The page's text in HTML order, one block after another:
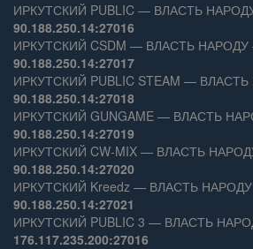
ИРКУТСКИЙ PUBLIC — ВЛАСТЬ
90.188.250.14:27016
ИРКУТСКИЙ CSDM — ВЛАСТЬ
90.188.250.14:27017
ИРКУТСКИЙ PUBLIC STEAM —
90.188.250.14:27018
ИРКУТСКИЙ GUNGAME — ВЛАСТЬ
90.188.250.14:27019
ИРКУТСКИЙ CW-MIX — ВЛАСТЬ
90.188.250.14:27020
ИРКУТСКИЙ Kreedz — ВЛАСТЬ
90.188.250.14:27021
ИРКУТСКИЙ PUBLIC 3 — ВЛАСТЬ
176.117.235.200:27016